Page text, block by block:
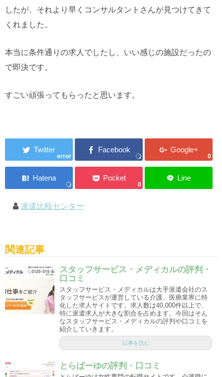
したが、それより早くコンサルタントさんが見つけてきて
くれました。
本当に条件通りの求人でしたし、いい感じの施設だったの
で即決です。
すごい頑張ってもらったと思います。
error 0
0
派遣比較センター
関連記事
スタッフサービス・メディカルの評判・
口コミ
スタッフサービス・メディカルは大手派遣会社のス
タッフサービスが運営している介護、医療業界に特
化した求人サイトです。求人数は40,000件以上で、
特に派遣求人が大きな割合を占めます。今回はそん
なスタッフサービス・メディカルの評判や口コミを
紹介していきます。
記事を読む
とらばーゆの評判・口コミ